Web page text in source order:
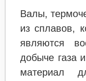
Валы,
из сплавов,
являются
добыче газа
материал